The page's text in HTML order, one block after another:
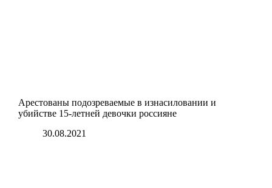
Арестованы подозреваемые в изнасиловании и
убийстве 15-летней девочки россияне
30.08.2021